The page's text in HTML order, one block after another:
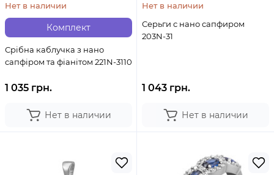
Комплект
Нет в наличии
Срібна каблучка з нано
сапфіром та фіанітом 221N-3110
1 035 грн.
Нет в наличии
Нет в наличии
Серьги с нано сапфиром
203N-31
1 043 грн.
Нет в наличии